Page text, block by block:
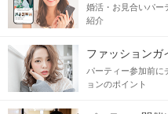
婚活・お見合いパー
紹介
ファッションガ
パーティー参加前に
ョンのポイント